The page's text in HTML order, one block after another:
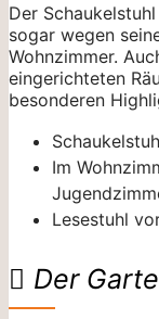
Der
sogar wegen
Wohnzimmer.
eingerichteten
besonderen
Im
Lesestuhl
Der